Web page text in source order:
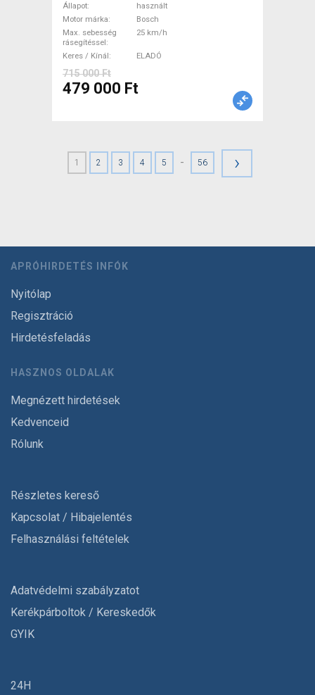
Trekking/cross 25 km/h
Bosch használt ELADÓ
Állapot
használt
Motor márka
Bosch
Max. sebesség
rásegítéssel
25 km/h
Keres / Kínál ELADÓ
715 000 Ft
479 000 Ft
1 2 3 4 5 - 56 ›
APRÓHIRDETÉS INFÓK
Nyitólap
Regisztráció
Hirdetésfeladás
HASZNOS OLDALAK
Megnézett hirdetések
Kedvenceid
Rólunk
Részletes kereső
Kapcsolat / Hibajelentés
Felhasználási feltételek
Adatvédelmi szabályzatot
Kerékpárboltok / Kereskedők
GYIK
24H